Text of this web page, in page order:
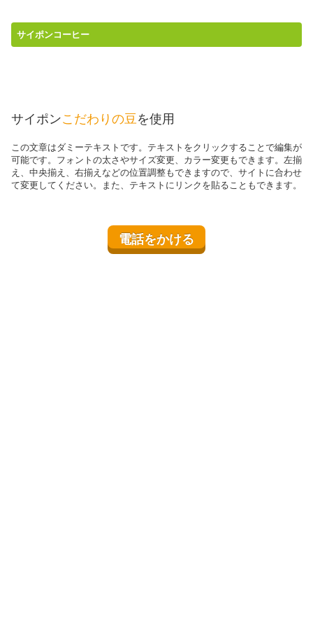
サイポンコーヒー
サイポンこだわりの豆を使用
この文章はダミーテキストです。テキストをクリックすることで編集が
可能です。フォントの太さやサイズ変更、カラー変更もできます。左揃
え、中央揃え、右揃えなどの位置調整もできますので、サイトに合わせ
て変更してください。また、テキストにリンクを貼ることもできます。
電話をかける